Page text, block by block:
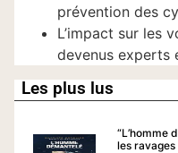
Les plus lus
“L’homme
les
prévention des
L’impact sur les
devenus experts